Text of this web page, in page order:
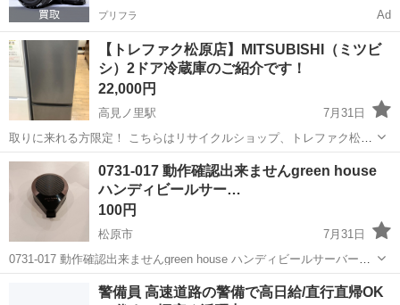
プリフラ Ad
【トレファク松原店】MITSUBISHI（ミツビ
シ）2ドア冷蔵庫のご紹介です！
22,000円
高見ノ里駅
7月31日
取りに来れる方限定！ こちらはリサイクルショップ、トレファク松原
店からの出品です。 ●商品情報 アイテム名：2ドア冷蔵庫 メーカー：
MITSUBISHI 年式：2023年製 型番：MRーP17HーH 容量...
大阪 松原市 高見ノ里駅 キッチン家電
0731-017 動作確認出来ませんgreen house
ハンディビールサー…
100円
松原市
7月31日
0731-017 動作確認出来ませんgreen house ハンディビールサーバー
【状態】 ・使用に伴う多少のスレ、キズ、落としきれない汚れなどご
ざいます ・詳細は現地でご確認ください ・お値引きは出来かね...
松原市 オーディオ ビールサーバー
警備員 高速道路の警備で高日給/直行直帰OK